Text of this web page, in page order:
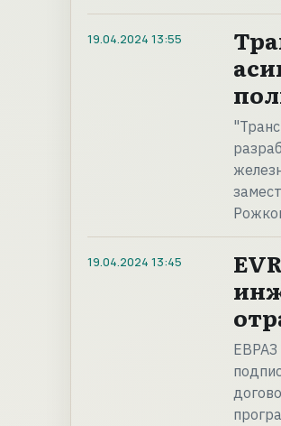
19.04.2024 13:55
19.04.2024 13:45
ЕВРАЗ